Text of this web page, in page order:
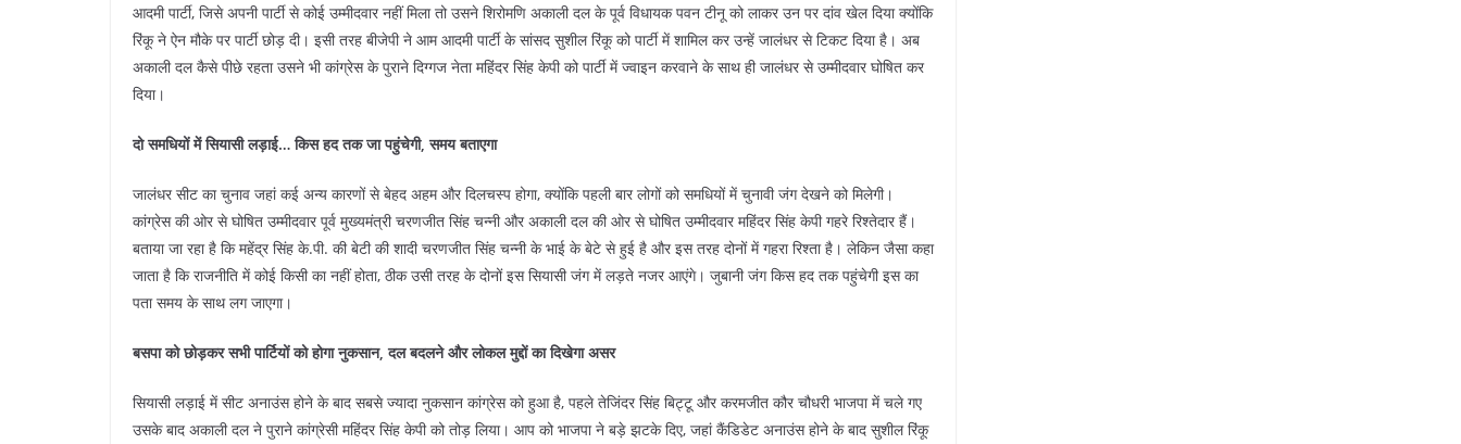
आदमी पार्टी, जिसे अपनी पार्टी से कोई उम्मीदवार नहीं मिला तो उसने शिरोमणि अकाली दल के पूर्व विधायक पवन टीनू को लाकर उन पर दांव खेल दिया क्योंकि
रिंकू ने ऐन मौके पर पार्टी छोड़ दी। इसी तरह बीजेपी ने आम आदमी पार्टी के सांसद सुशील रिंकू को पार्टी में शामिल कर उन्हें जालंधर से टिकट दिया है। अब
अकाली दल कैसे पीछे रहता उसने भी कांग्रेस के पुराने दिग्गज नेता महिंदर सिंह केपी को पार्टी में ज्वाइन करवाने के साथ ही जालंधर से उम्मीदवार घोषित कर
दिया।
दो समधियों में सियासी लड़ाई… किस हद तक जा पहुंचेगी, समय बताएगा
जालंधर सीट का चुनाव जहां कई अन्य कारणों से बेहद अहम और दिलचस्प होगा, क्योंकि पहली बार लोगों को समधियों में चुनावी जंग देखने को मिलेगी।
कांग्रेस की ओर से घोषित उम्मीदवार पूर्व मुख्यमंत्री चरणजीत सिंह चन्नी और अकाली दल की ओर से घोषित उम्मीदवार महिंदर सिंह केपी गहरे रिश्तेदार हैं।
बताया जा रहा है कि महेंद्र सिंह के.पी. की बेटी की शादी चरणजीत सिंह चन्नी के भाई के बेटे से हुई है और इस तरह दोनों में गहरा रिश्ता है। लेकिन जैसा कहा
जाता है कि राजनीति में कोई किसी का नहीं होता, ठीक उसी तरह के दोनों इस सियासी जंग में लड़ते नजर आएंगे। जुबानी जंग किस हद तक पहुंचेगी इस का
पता समय के साथ लग जाएगा।
बसपा को छोड़कर सभी पार्टियों को होगा नुकसान, दल बदलने और लोकल मुद्दों का दिखेगा असर
सियासी लड़ाई में सीट अनाउंस होने के बाद सबसे ज्यादा नुकसान कांग्रेस को हुआ है, पहले तेजिंदर सिंह बिट्टू और करमजीत कौर चौधरी भाजपा में चले गए
उसके बाद ​अकाली दल ने पुराने कांग्रेसी महिंदर सिंह केपी को तोड़ लिया। आप को भाजपा ने बड़े झटके दिए, जहां कैंडिडेट अनाउंस होने के बाद सुशील रिंकू